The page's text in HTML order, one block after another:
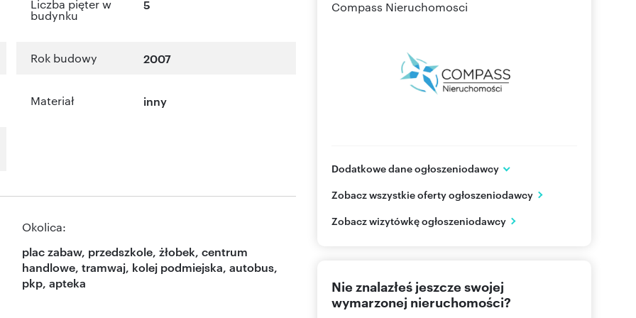
Liczba pięter w
budynku
5
Rok budowy 2007
Materiał inny
Okolica:
plac zabaw, przedszkole, żłobek, centrum
handlowe, tramwaj, kolej podmiejska, autobus,
pkp, apteka
Compass Nieruchomosci
Dodatkowe dane ogłoszeniodawcy
Swarzędz
PL
Zobacz wszystkie oferty ogłoszeniodawcy
Zobacz wizytówkę ogłoszeniodawcy
Nie znalazłeś jeszcze swojej
wymarzonej nieruchomości?